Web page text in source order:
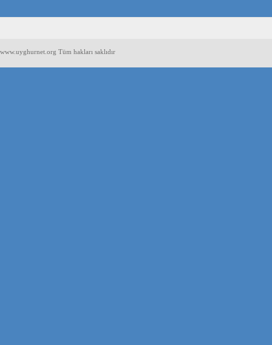
www.uyghurnet.org Tüm hakları saklıdır